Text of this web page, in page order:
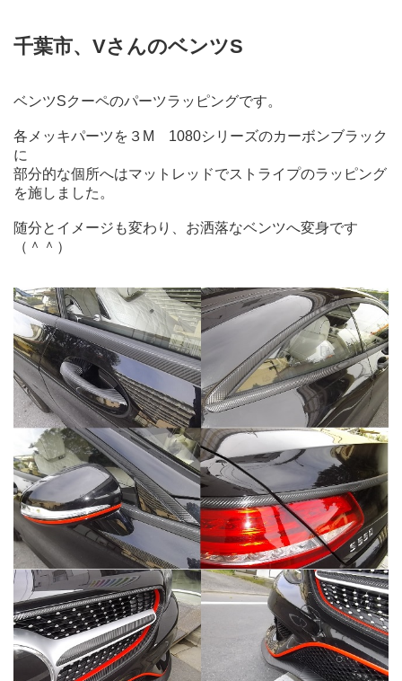
千葉市、VさんのベンツS
ベンツSクーペのパーツラッピングです。
各メッキパーツを３M 1080シリーズのカーボンブラック
に
部分的な個所へはマットレッドでストライプのラッピング
を施しました。
随分とイメージも変わり、お洒落なベンツへ変身です
（＾＾）